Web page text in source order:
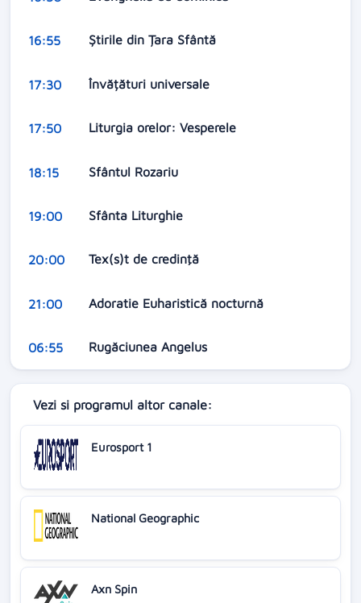
16:55 Știrile din Țara Sfântă
17:30 Învățături universale
17:50 Liturgia orelor: Vesperele
18:15 Sfântul Rozariu
19:00 Sfânta Liturghie
20:00 Tex(s)t de credinţă
21:00 Adoratie Euharistică nocturnă
06:55 Rugăciunea Angelus
Vezi si programul altor canale:
Eurosport 1
National Geographic
Axn Spin